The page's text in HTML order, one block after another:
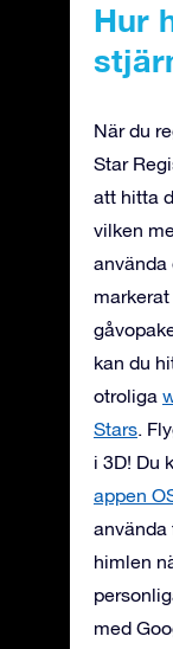
Hur
När du
Star
att hitta
vilken
använda
kan du
otroliga
Stars.
i 3D! Du
appen
använda
himlen
med